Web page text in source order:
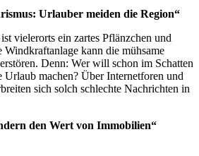
Urlauber meiden die Region“
vielerorts ein zartes Pflänzchen und
Windkraftanlage kann die mühsame
Denn: Wer will schon im Schatten
Urlaub machen? Über Internetforen und
sich solch schlechte Nachrichten in
den Wert von Immobilien“